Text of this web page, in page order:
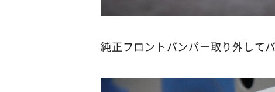
純正フロントバンパー取り外して